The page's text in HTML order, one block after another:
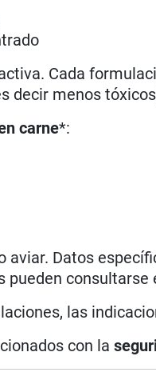
Cada
decir menos
carne*:
aviar. Datos
pueden
las
con la